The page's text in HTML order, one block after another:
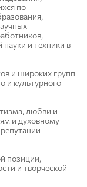
по
и техники в
и широких групп
и культурного
любви и
и духовному
позиции,
и творческой